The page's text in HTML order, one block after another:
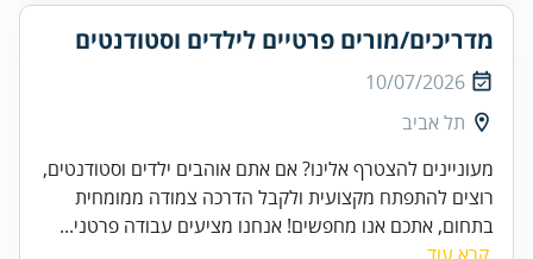
מדריכים/מורים פרטיים לילדים וסטודנטים
10/07/2026
תל אביב
מעוניינים להצטרף אלינו? אם אתם אוהבים ילדים וסטודנטים,
רוצים להתפתח מקצועית ולקבל הדרכה צמודה ממומחית
בתחום, אתכם אנו מחפשים! אנחנו מציעים עבודה פרטני...